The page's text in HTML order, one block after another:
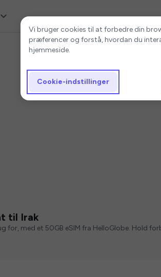
til Irak
med et 50GB eSIM fra HelloGlobe. Hold
Cookie-indstillinger
Vi bruger cookies til at forbedre din
præferencer og forstå, hvordan du
hjemmeside.
Cookie-indstillinger